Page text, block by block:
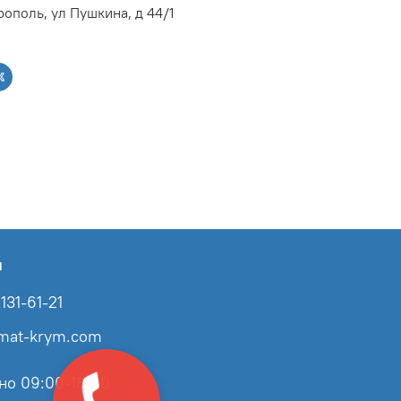
ул Пушкина, д 44/1
61-21
krym.com
09:00-18:00